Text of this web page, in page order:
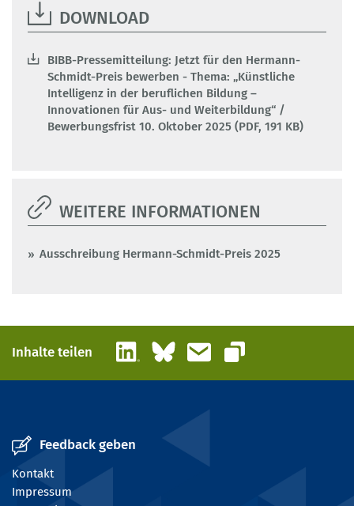
DOWNLOAD
BIBB-Pressemitteilung: Jetzt für den Hermann-
Schmidt-Preis bewerben - Thema: „Künstliche
Intelligenz in der beruflichen Bildung –
Innovationen für Aus- und Weiterbildung“ /
Bewerbungsfrist 10. Oktober 2025 (PDF, 191 KB)
WEITERE INFORMATIONEN
Ausschreibung Hermann-Schmidt-Preis 2025
Inhalte teilen LinkedInBlueskyE-Mail
Link kopieren
Feedback geben
Kontakt
Impressum